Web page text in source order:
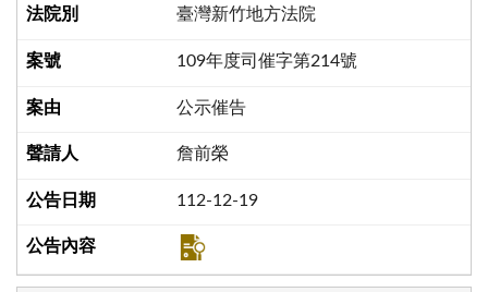
臺灣新竹地方法院
109年度司催字第214號
公示催告
詹前榮
112-12-19